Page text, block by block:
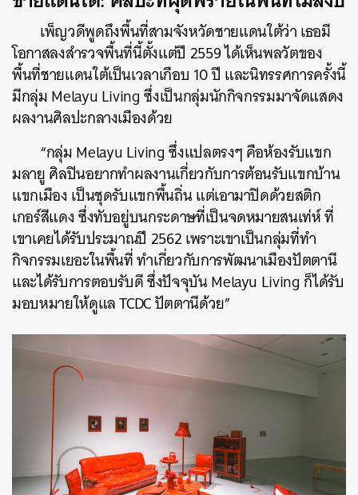
เพ็ญวดีพูดถึงพื้นที่สามจังหวัดชายแดนใต้ว่า เธอมี
โอกาสลงสำรวจพื้นที่นี้ตั้งแต่ปี 2559 ได้เห็นพลวัตของ
พื้นที่ชายแดนใต้เป็นเวลาเกือบ 10 ปี และนิทรรศการครั้งนี้
มีกลุ่ม Melayu Living ซึ่งเป็นกลุ่มนักกิจกรรมมาจัดแสดง
ผลงานศิลปะกลางเมืองด้วย
“กลุ่ม Melayu Living ซึ่งแปลตรงๆ คือห้องรับแขก
มลายู ศิลปินอยากทำผลงานเกี่ยวกับการต้อนรับแขกบ้าน
แขกเมือง เป็นชุดรับแขกพื้นถิ่น แต่เอามาปิดด้วยสติก
เกอร์สีแดง ซึ่งทับอยู่บนกระดาษที่เป็นจดหมายสนเท่ห์ ที่
เขาเคยได้รับประมาณปี 2562 เพราะเขาเป็นกลุ่มที่ทำ
กิจกรรมเยอะในพื้นที่ ทำเกี่ยวกับการพัฒนาเมืองปัตตานี
และได้รับการตอบรับดี ซึ่งปัจจุบัน Melayu Living ก็ได้รับ
มอบหมายให้ดูแล TCDC ปัตตานีด้วย”
SHARE TWEET LINE EMAIL